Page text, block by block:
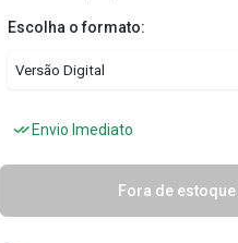
Escolha o formato:
Envio Imediato
Fora de estoque